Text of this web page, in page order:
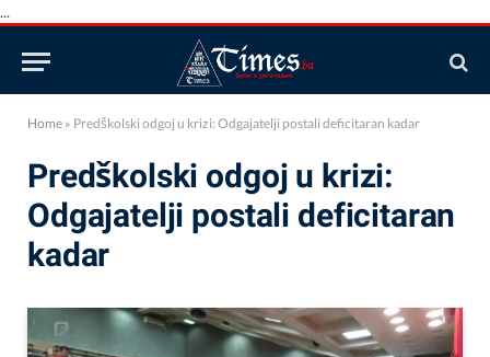
...
Home » Predškolski odgoj u krizi: Odgajatelji postali deficitaran kadar
Predškolski odgoj u krizi:
Odgajatelji postali deficitaran
kadar